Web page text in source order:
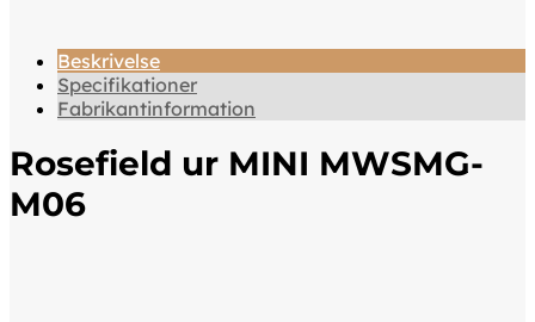
Beskrivelse
Specifikationer
Fabrikantinformation
Rosefield ur MINI MWSMG-
M06